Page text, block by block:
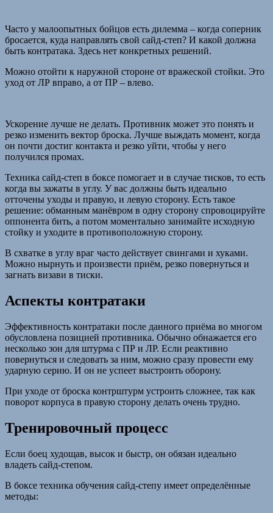
Часто у малоопытных бойцов есть дилемма – когда соперник
бросается, куда направлять свой сайд-степ? И какой должна
быть контратака. Здесь нет конкретных решений.
Можно отойти к наружной стороне от вражеской стойки. Это
уход от ЛР вправо, а от ПР – влево.
Ускорение лучше не делать. Противник может это понять и
резко изменить вектор броска. Лучше выждать момент, когда
он почти достиг контакта и резко уйти, чтобы у него
получился промах.
Техника сайд-степ в боксе помогает и в случае тисков, то есть
когда вы зажаты в углу. У вас должны быть идеально
отточены уходы и правую, и левую сторону. Есть такое
решение: обманным манёвром в одну сторону спровоцируйте
оппонента бить, а потом моментально занимайте исходную
стойку и уходите в противоположную сторону.
В схватке в углу враг часто действует свингами и хуками.
Можно нырнуть и произвести приём, резко повернуться и
загнать визави в тиски.
Аспекты контратаки
Эффективность контратаки после данного приёма во многом
обусловлена позицией противника. Обычно обнажается его
несколько зон для штурма с ПР и ЛР. Если реактивно
повернуться и следовать за ним, можно сразу провести ему
ударную серию. И он не успеет выстроить оборону.
При уходе от броска контрштурм устроить сложнее, так как
поворот корпуса в правую сторону делать очень трудно.
Тренировочный процесс
Если боец худощав, высок и быстр, он обязан идеально
владеть сайд-степом.
В боксе техника обучения сайд-степу имеет определённые
методы: